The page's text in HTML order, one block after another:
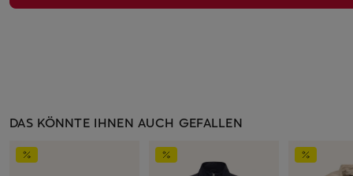
DAS KÖNNTE IHNEN AUCH GEFALLEN